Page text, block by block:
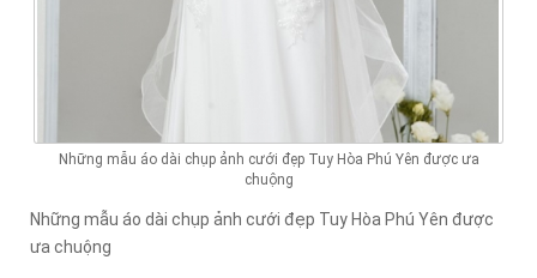
Những mẫu áo dài chụp ảnh cưới đẹp Tuy Hòa Phú Yên được ưa
chuộng
Những mẫu áo dài chụp ảnh cưới đẹp Tuy Hòa Phú Yên được
ưa chuộng